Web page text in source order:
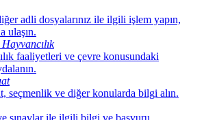
adli dosyalarınız ile ilgili işlem yapın,
ulaşın.
faaliyetleri ve çevre konusundaki
seçmenlik ve diğer konularda bilgi alın.
sınavlar ile ilgili bilgi ve başvuru